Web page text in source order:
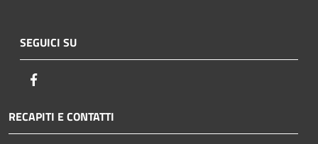
SEGUICI SU
RECAPITI E CONTATTI